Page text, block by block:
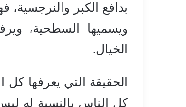
بدافع الكبر والنرجسية،
ويسميها السطحية،
الخيال.
الحقيقة التي يعرفها
كل الناس بالنسبة له